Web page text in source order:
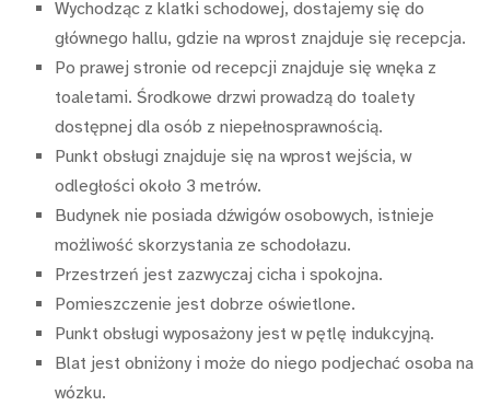
Wychodząc z klatki schodowej, dostajemy się do
głównego hallu, gdzie na wprost znajduje się recepcja.
Po prawej stronie od recepcji znajduje się wnęka z
toaletami. Środkowe drzwi prowadzą do toalety
dostępnej dla osób z niepełnosprawnością.
Punkt obsługi znajduje się na wprost wejścia, w
odległości około 3 metrów.
Budynek nie posiada dźwigów osobowych, istnieje
możliwość skorzystania ze schodołazu.
Przestrzeń jest zazwyczaj cicha i spokojna.
Pomieszczenie jest dobrze oświetlone.
Punkt obsługi wyposażony jest w pętlę indukcyjną.
Blat jest obniżony i może do niego podjechać osoba na
wózku.